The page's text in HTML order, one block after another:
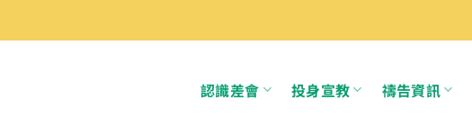
認識差會 投身宣教 禱告資訊